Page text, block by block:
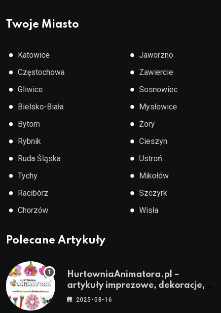
Twoje Miasto
● Katowice
● Częstochowa
● Gliwice
● Bielsko-Biała
● Bytom
● Rybnik
● Ruda Śląska
● Tychy
● Racibórz
● Chorzów
● Jaworzno
● Zawiercie
● Sosnowiec
● Mysłowice
● Żory
● Cieszyn
● Ustroń
● Mikołów
● Szczyrk
● Wisła
Polecane Artykuły
HurtowniaAnimatora.pl –
artykuły imprezowe, dekoracje,
stroje i akcesoria dla animatorów
2025-08-16